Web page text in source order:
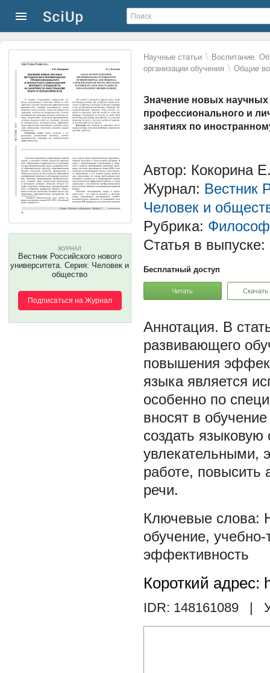
Научные статьи \ Воспитание.
организации обучения \ Общие
Значение новых
профессионального и
занятиях по
ЖУРНАЛ
Вестник Российского нового
университета. Серия: Человек и
общество
Подписаться на Журнал
Автор: Кокорина
Журнал: Вестник
Человек и
Рубрика:
Статья в выпуске:
Бесплатный доступ
Читать Скачать
В
развивающего
повышения
языка является
особенно по
вносят в
создать
увлекательными,
работе, повысить
речи.
обучение, учебно-
эффективность
Короткий адрес:
IDR: 148161089 |